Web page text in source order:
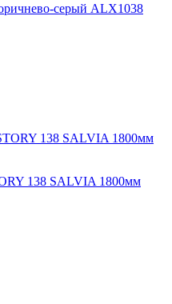
серый ALX1038
138 SALVIA 1800мм